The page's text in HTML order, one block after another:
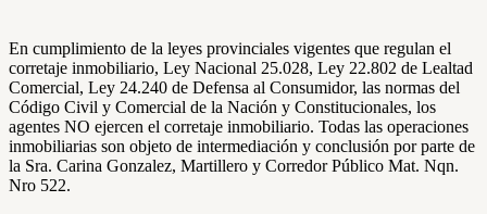
En cumplimiento de la leyes provinciales vigentes que regulan el
corretaje inmobiliario, Ley Nacional 25.028, Ley 22.802 de Lealtad
Comercial, Ley 24.240 de Defensa al Consumidor, las normas del
Código Civil y Comercial de la Nación y Constitucionales, los
agentes NO ejercen el corretaje inmobiliario. Todas las operaciones
inmobiliarias son objeto de intermediación y conclusión por parte de
la Sra. Carina Gonzalez, Martillero y Corredor Público Mat. Nqn.
Nro 522.